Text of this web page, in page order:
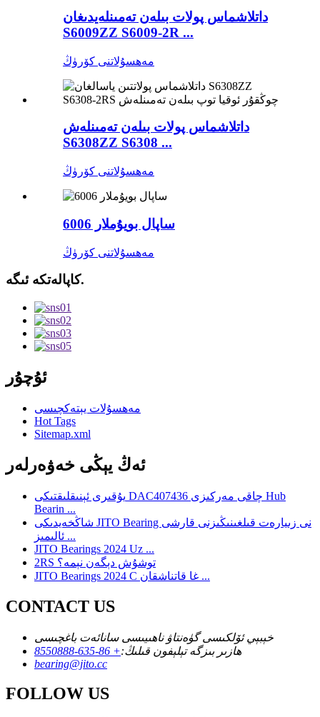
داتلاشماس پولات بىلەن تەمىنلەيدىغان
S6009ZZ S6009-2R ...
مەھسۇلاتنى كۆرۈڭ
داتلاشماس پولات بىلەن تەمىنلەش
S6308ZZ S6308 ...
مەھسۇلاتنى كۆرۈڭ
ساپال بويۇملار 6006
مەھسۇلاتنى كۆرۈڭ
كاپالەتكە ئىگە.
ئۇچۇر
مەھسۇلات يېتەكچىسى
Hot Tags
Sitemap.xml
ئەڭ يېڭى خەۋەرلەر
يۇقىرى ئېنىقلىقتىكى DAC407436 چاقى مەركىزى Hub
Bearin ...
شاڭخەيدىكى JITO Bearing نى زىيارەت قىلغىنىڭىزنى قارشى
ئالىمىز ...
JITO Bearings 2024 Uz ...
2RS توشۇش دېگەن نېمە؟
JITO Bearings 2024 C غا قاتناشقان ...
CONTACT US
خېبېي ئۆلكىسى گۈەنتاۋ ناھىيىسى سانائەت باغچىسى
ھازىر بىزگە تېلېفون قىلىڭ:+ 86-635-8550888
bearing@jito.cc
FOLLOW US